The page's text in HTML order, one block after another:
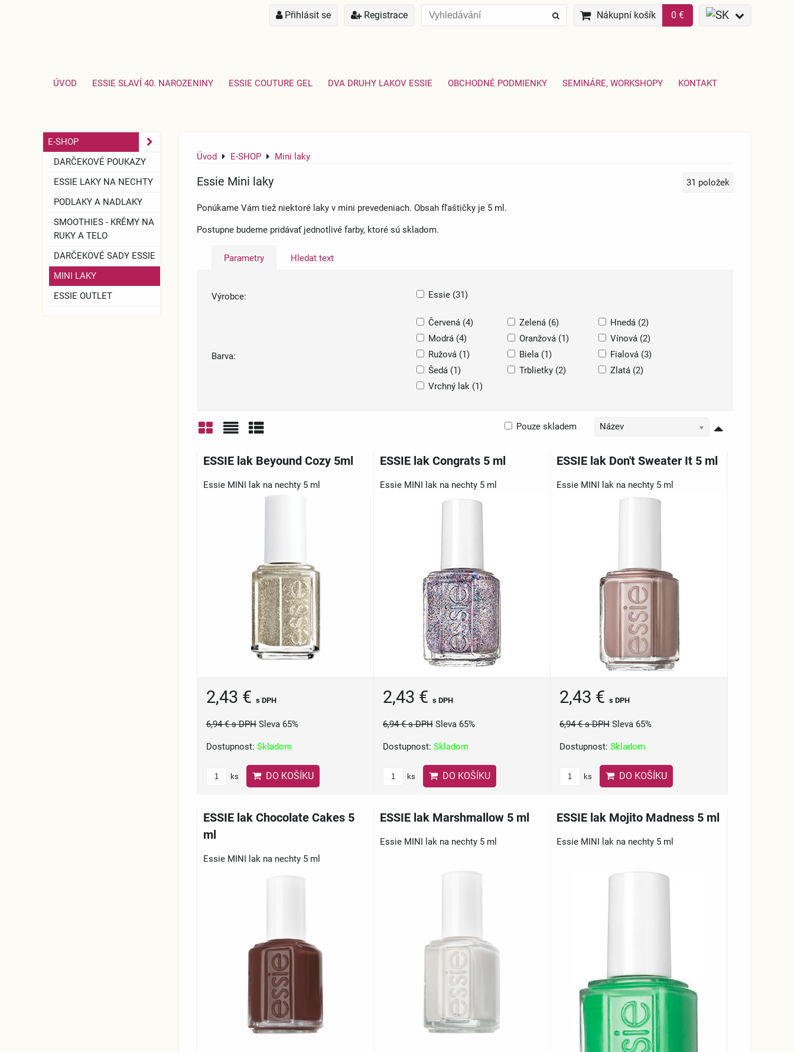
Přihlásit se Registrace Nákupní košík 0 €
ÚVOD ESSIE SLAVÍ 40. NAROZENINY ESSIE COUTURE GEL DVA DRUHY LAKOV ESSIE OBCHODNÉ PODMIENKY SEMINÁRE, WORKSHOPY KONTAKT
Úvod E-SHOP Mini laky
Essie Mini laky 31 položek
Ponúkame Vám tiež niektoré laky v mini prevedeniach. Obsah fľaštičky je 5 ml.
Postupne budeme pridávať jednotlivé farby, ktoré sú skladom.
Parametry Hledat text
Výrobce: Essie (31)
Barva:
Červená (4) Zelená (6)
Hnedá (2)
Modrá (4)
Oranžová (1)
Vínová (2)
Ružová (1)
Biela (1)
Fialová (3)
Šedá (1)
Trblietky (2)
Zlatá (2)
Vrchný lak (1)
Název
Pouze skladem
ESSIE lak Beyound Cozy 5ml
Essie MINI lak na nechty 5 ml
2,43 € s DPH
6,94 €s DPH Sleva 65%
Dostupnost: Skladom
ks DO KOŠÍKU
ESSIE lak Congrats 5 ml
Essie MINI lak na nechty 5 ml
2,43 € s DPH
6,94 €s DPH Sleva 65%
Dostupnost: Skladom
ks DO KOŠÍKU
ESSIE lak Don't Sweater It 5 ml
Essie MINI lak na nechty 5 ml
2,43 €s DPH
6,94 €s DPH Sleva 65%
Dostupnost:Skladom
ks DO KOŠÍKU
ESSIE lak Chocolate Cakes 5
ml
Essie MINI lak na nechty 5 ml
ESSIE lak Marshmallow 5 ml
Essie MINI lak na nechty 5 ml
ESSIE lak Mojito Madness 5 ml
Essie MINI lak na nechty 5 ml
E-SHOP
DARČEKOVÉ POUKAZY
ESSIE LAKY NA NECHTY
PODLAKY A NADLAKY
SMOOTHIES - KRÉMY NA
RUKY A TELO
DARČEKOVÉ SADY ESSIE
MINI LAKY
ESSIE OUTLET